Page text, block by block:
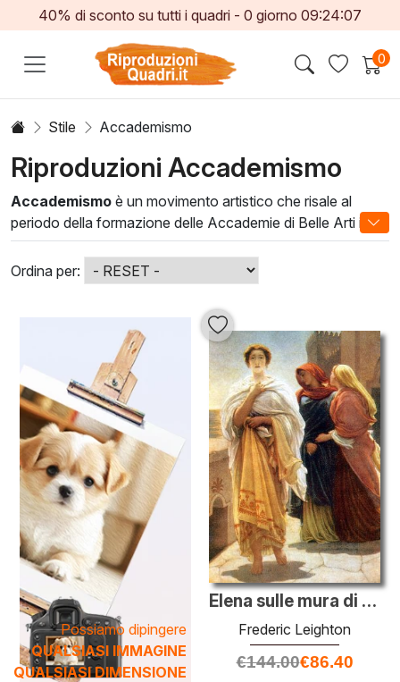
40% di sconto su tutti i quadri - 0 giorno 09:24:04
0
Stile Accademismo
Riproduzioni Accademismo
Accademismo è un movimento artistico che risale al
periodo della formazione delle Accademie di Belle Arti in
Europa, caratterizzato da un rigoroso approccio alla
tecnica e alla rappresentazione del soggetto. Le opere
accademiche si distinguono per il loro realismo e
l'aderenza a canoni estetici tradizionali, celebrando la
bellezza e l'armonia.
Accademismo significa portare un pezzo della storia
dell'arte nel proprio spazio. Queste opere, elaborate con
attenzione ai dettagli e alle proporzioni, possono
trasformare un ambiente, creando un'atmosfera sofisticata
e culturale. Scegliere un dipinto accademico non solo
arricchisce l'estetica della tua casa, ma invita anche alla
contemplazione e all'apprezzamento dell'arte classica.
Ordina per:
Possiamo dipingere
QUALSIASI IMMAGINE
QUALSIASI DIMENSIONE
Elena sulle mura di Troia
Frederic Leighton
€144.00€86.40